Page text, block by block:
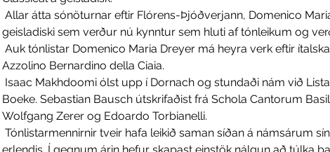
geisladiski sem verður nú kynntur sem hluti af tónleikum og
Azzolino Bernardino della Ciaia.
Boeke. Sebastian Bausch útskrifaðist frá Schola Cantorum
Wolfgang Zerer og Edoardo Torbianelli.